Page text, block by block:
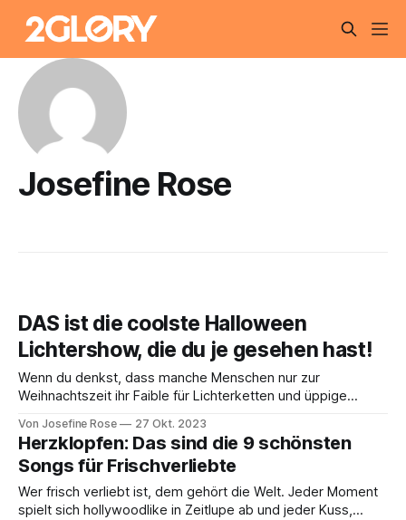
Josefine Rose
DAS ist die coolste Halloween
Lichtershow, die du je gesehen hast!
Wenn du denkst, dass manche Menschen nur zur
Weihnachtszeit ihr Faible für Lichterketten und üppige
YouTube-Kanal Tom BetGeorge scheint so sehr auf
Lichtershows an seinem Haus abzufahren, dass er dieses
Jahr auch eine Halloween Lichtershow inszeniert hat – und
die
Von Josefine Rose 27 Okt. 2023
Herzklopfen: Das sind die 9 schönsten
Songs für Frischverliebte
Wer frisch verliebt ist, dem gehört die Welt. Jeder Moment
spielt sich hollywoodlike in Zeitlupe ab und jeder Kuss,